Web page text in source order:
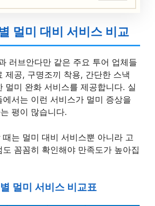
멀미 대비 서비스 비교
러브안다만 같은 주요 투어 업체들
제공, 구명조끼 착용, 간단한 스낵
멀미 완화 서비스를 제공합니다. 실
서는 이런 서비스가 멀미 증상을
평이 많습니다.
때는 멀미 대비 서비스뿐 아니라 고
도 꼼꼼히 확인해야 만족도가 높아집
멀미 서비스 비교표